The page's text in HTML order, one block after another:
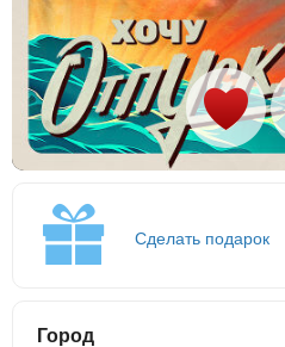
Сделать подарок
Город